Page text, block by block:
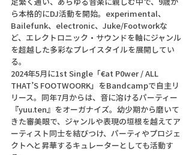
ら本格的にDJ活動を開始。experimental、
Bailefunk、electronic、Juke/Footworkな
ど、エレクトロニック・サウンドを軸にジャンル
を超越した多彩なプレイスタイルを展開してい
る。
2024年5月に1st Single「€at P0wer / ALL
THAT’S FOOTWOORK」をBandcampで自主リ
リース。同年7月からは、音に溶けるパーティー
『yuu.ten』をオーガナイズ。幼少期から磨いて
きた審美眼で、ジャンルや表現の垣根を越えてア
ーティスト同士を結びつけ、パーティやプロジェ
クトへと昇華するキュレーターとしても活動す